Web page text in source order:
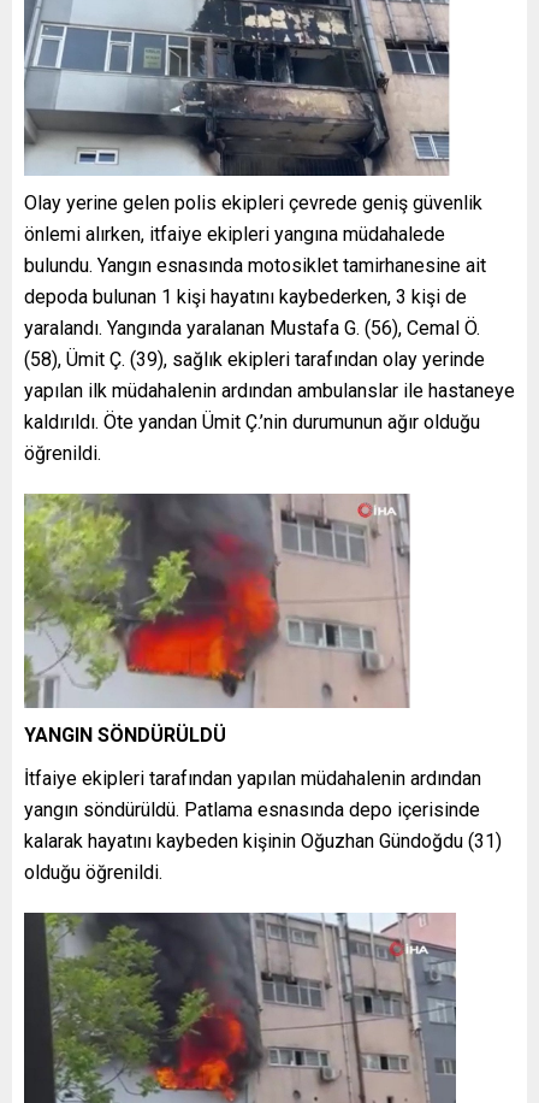
Olay yerine gelen polis ekipleri çevrede geniş güvenlik
önlemi alırken, itfaiye ekipleri yangına müdahalede
bulundu. Yangın esnasında motosiklet tamirhanesine ait
depoda bulunan 1 kişi hayatını kaybederken, 3 kişi de
yaralandı. Yangında yaralanan Mustafa G. (56), Cemal Ö.
(58), Ümit Ç. (39), sağlık ekipleri tarafından olay yerinde
yapılan ilk müdahalenin ardından ambulanslar ile hastaneye
kaldırıldı. Öte yandan Ümit Ç.’nin durumunun ağır olduğu
öğrenildi.
YANGIN SÖNDÜRÜLDÜ
İtfaiye ekipleri tarafından yapılan müdahalenin ardından
yangın söndürüldü. Patlama esnasında depo içerisinde
kalarak hayatını kaybeden kişinin Oğuzhan Gündoğdu (31)
olduğu öğrenildi.